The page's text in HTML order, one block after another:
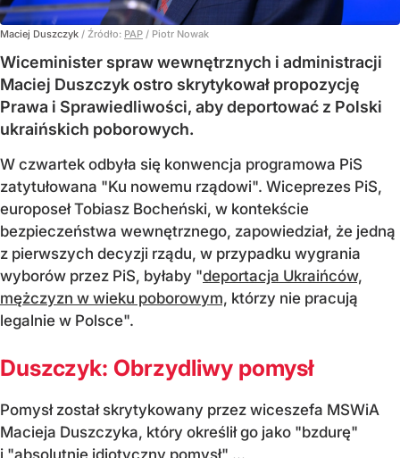
Maciej Duszczyk / Źródło: PAP / Piotr Nowak
Wiceminister spraw wewnętrznych i administracji
Maciej Duszczyk ostro skrytykował propozycję
Prawa i Sprawiedliwości, aby deportować z Polski
ukraińskich poborowych.
W czwartek odbyła się konwencja programowa PiS
zatytułowana "Ku nowemu rządowi". Wiceprezes PiS,
europoseł Tobiasz Bocheński, w kontekście
bezpieczeństwa wewnętrznego, zapowiedział, że jedną
z pierwszych decyzji rządu, w przypadku wygrania
wyborów przez PiS, byłaby "deportacja Ukraińców,
mężczyzn w wieku poborowym, którzy nie pracują
legalnie w Polsce".
Duszczyk: Obrzydliwy pomysł
Pomysł został skrytykowany przez wiceszefa MSWiA
Macieja Duszczyka, który określił go jako "bzdurę"
i "absolutnie idiotyczny pomysł",...